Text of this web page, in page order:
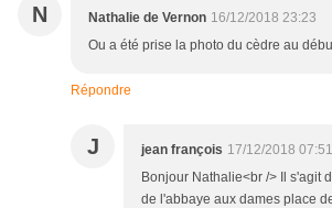
N Nathalie de Vernon 16/12/2018 23:23
Ou a été prise la photo du cèdre au
Répondre
J jean françois 17/12/2018 07:51
Bonjour Nathalie<br /> Il s'agit
de l'abbaye aux dames place